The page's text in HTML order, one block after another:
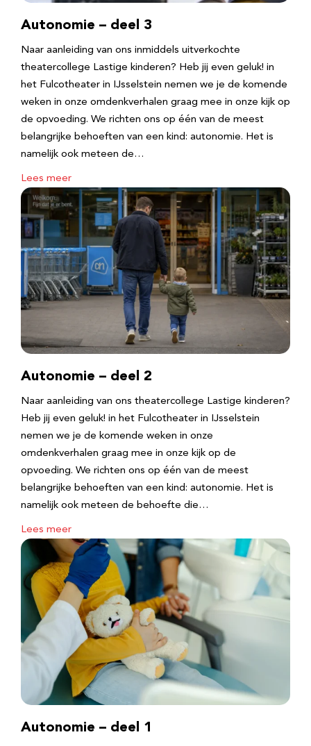
Autonomie – deel 3
Naar aanleiding van ons inmiddels uitverkochte
theatercollege Lastige kinderen? Heb jij even geluk! in
het Fulcotheater in IJsselstein nemen we je de komende
weken in onze omdenkverhalen graag mee in onze kijk op
de opvoeding. We richten ons op één van de meest
belangrijke behoeften van een kind: autonomie. Het is
namelijk ook meteen de…
Lees meer
Autonomie – deel 2
Naar aanleiding van ons theatercollege Lastige kinderen?
Heb jij even geluk! in het Fulcotheater in IJsselstein
nemen we je de komende weken in onze
omdenkverhalen graag mee in onze kijk op de
opvoeding. We richten ons op één van de meest
belangrijke behoeften van een kind: autonomie. Het is
namelijk ook meteen de behoefte die…
Lees meer
Autonomie – deel 1